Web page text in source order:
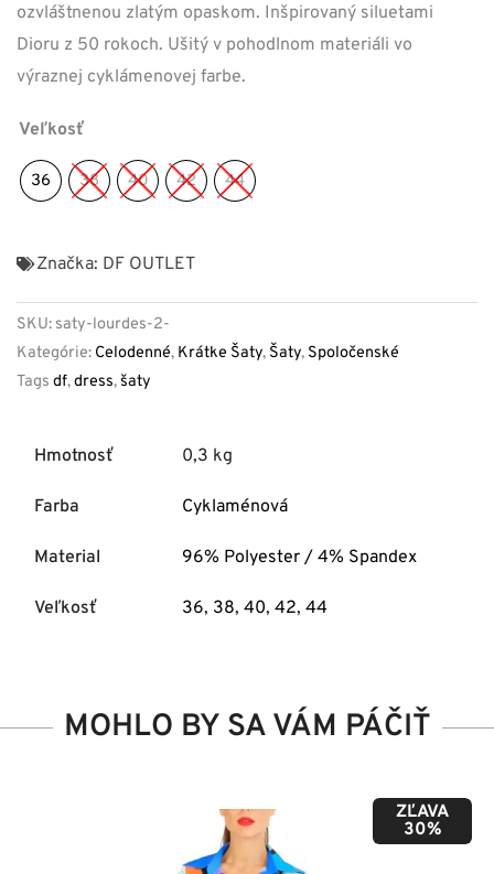
ozvláštnenou zlatým opaskom. Inšpirovaný siluetami
Dioru z 50 rokoch. Ušitý v pohodlnom materiáli vo
výraznej cyklámenovej farbe.
Veľkosť
36 38 40 42 44
Značka: DF OUTLET
SKU: saty-lourdes-2-
Kategórie: Celodenné, Krátke Šaty, Šaty, Spoločenské
Tags df,dress,šaty
Hmotnosť 0,3 kg
Farba Cyklaménová
Material 96% Polyester / 4% Spandex
Veľkosť 36, 38, 40, 42, 44
MOHLO BY SA VÁM PÁČIŤ
ZĽAVA
50%